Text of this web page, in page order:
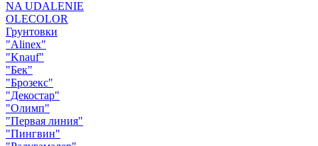
NA UDALENIE
OLECOLOR
Грунтовки
"Alinex"
"Knauf"
"Бек"
"Брозекс"
"Декостар"
"Олимп"
"Первая линия"
"Пингвин"